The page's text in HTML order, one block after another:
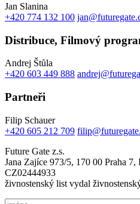
Jan Slanina
+420 774 132 100
Distribuce, Filmový
Andrej Štůla
+420 603 449 888
Partneři
Filip Schauer
+420 605 212 709
Future Gate z.s.
Jana Zajíce 973/5, 170 00 Praha
CZ02444933
živnostenský list vydal